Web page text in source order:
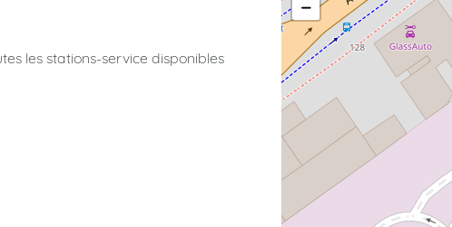
les stations-service disponibles
−